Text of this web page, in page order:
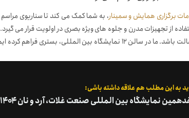
برگزاری همایش و سمینار، به شما کمک می کند تا سناریوی
از تجهیزات مدرن و جلوه های ویژه بصری در اولویت قرار می
است، دکوراسیون و منوی پذیرایی باید بازتاب دهنده این اصالت باشد. ما در سالن ۱۲
به این مطلب هم علاقه داشته باشی:
نمایشگاه بین المللی صنعت غلات، آرد و نان ۱۴۰۴